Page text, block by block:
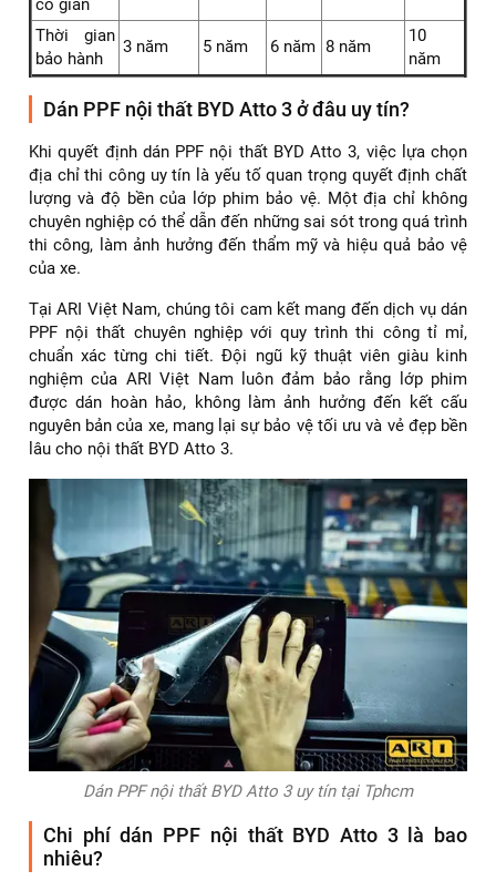
co giãn
Thời gian
bảo hành
3 năm 5 năm 6 năm 8 năm
10
năm
Dán PPF nội thất BYD Atto 3 ở đâu uy tín?
Khi quyết định dán PPF nội thất BYD Atto 3, việc lựa chọn
địa chỉ thi công uy tín là yếu tố quan trọng quyết định chất
lượng và độ bền của lớp phim bảo vệ. Một địa chỉ không
chuyên nghiệp có thể dẫn đến những sai sót trong quá trình
thi công, làm ảnh hưởng đến thẩm mỹ và hiệu quả bảo vệ
của xe.
Tại ARI Việt Nam, chúng tôi cam kết mang đến dịch vụ dán
PPF nội thất chuyên nghiệp với quy trình thi công tỉ mỉ,
chuẩn xác từng chi tiết. Đội ngũ kỹ thuật viên giàu kinh
nghiệm của ARI Việt Nam luôn đảm bảo rằng lớp phim
được dán hoàn hảo, không làm ảnh hưởng đến kết cấu
nguyên bản của xe, mang lại sự bảo vệ tối ưu và vẻ đẹp bền
lâu cho nội thất BYD Atto 3.
Dán PPF nội thất BYD Atto 3 uy tín tại Tphcm
Chi phí dán PPF nội thất BYD Atto 3 là bao
nhiêu?